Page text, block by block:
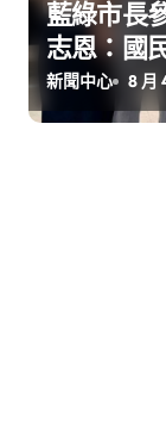
藍綠市長
志恩：國
實版
新聞中心 8 月